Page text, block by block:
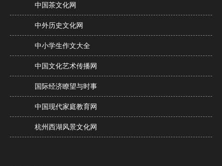
中国茶文化网
中外历史文化网
中小学生作文大全
中国文化艺术传播网
国际经济瞭望与时事
中国现代家庭教育网
杭州西湖风景文化网